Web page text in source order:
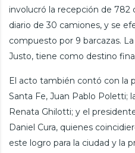
involucró la recepción de
diario de 30 camiones, y se
compuesto por 9 barcazas.
Justo, tiene como destino
El acto también contó con la
Santa Fe, Juan Pablo Poletti;
Renata Ghilotti; y el
Daniel Cura, quienes
este logro para la ciudad y la